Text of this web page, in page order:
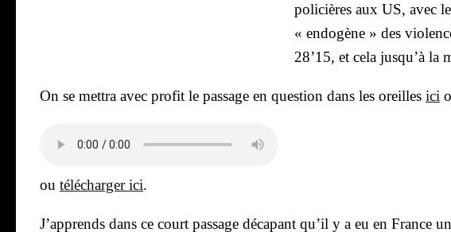
poli­cières aux US, avec
« endo­gène » des
28’15, et cela jus­qu’à la
On se met­tra avec pro­fit le pas­sage en ques­tion dans les oreilles ici
ou télé­char­ger ici.
J’ap­prends dans ce court pas­sage déca­pant qu’il y a eu en